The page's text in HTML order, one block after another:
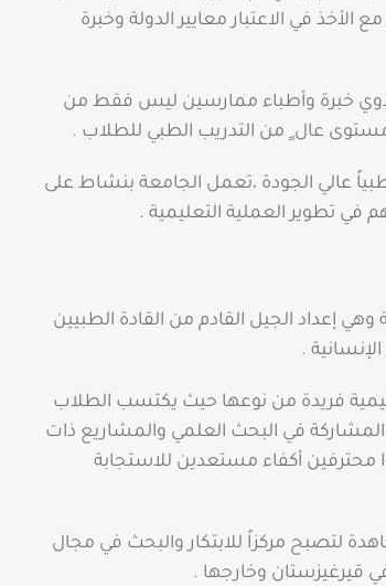
الأخذ في الاعتبار معايير الدولة وخبرة
خبرة وأطباء ممارسين ليس فقط من
عال ٍ من التدريب الطبي للطلاب .
عالي الجودة ،تعمل الجامعة بنشاط على
في تطوير العملية التعليمية .
الجيل القادم من القادة الطبيين
.​​​​​
فريدة من نوعها حيث يكتسب الطلاب
في البحث العلمي والمشاريع ذات
محترفين أكفاء مستعدين للاستجابة
لتصبح مركزاً للابتكار والبحث في مجال
وخارجها .​